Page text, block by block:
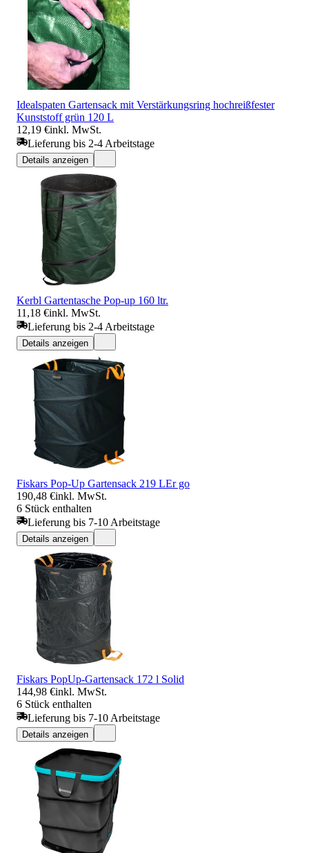
Idealspaten Gartensack mit Verstärkungsring hochreißfester
Kunststoff grün 120 L
12,19 €inkl. MwSt.
Lieferung bis 2-4 Arbeitstage
Details anzeigen
Kerbl Gartentasche Pop-up 160 ltr.
11,18 €inkl. MwSt.
Lieferung bis 2-4 Arbeitstage
Details anzeigen
Fiskars Pop-Up Gartensack 219 LEr go
190,48 €inkl. MwSt.
6 Stück enthalten
Lieferung bis 7-10 Arbeitstage
Details anzeigen
Fiskars PopUp-Gartensack 172 l Solid
144,98 €inkl. MwSt.
6 Stück enthalten
Lieferung bis 7-10 Arbeitstage
Details anzeigen